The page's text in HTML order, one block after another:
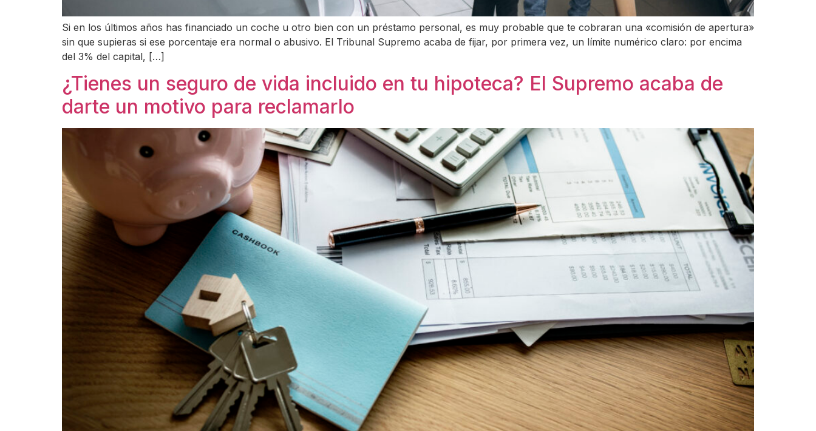
Si en los últimos años has financiado un coche u otro bien con un préstamo personal, es muy probable que te cobraran una «comisión de apertura»
sin que supieras si ese porcentaje era normal o abusivo. El Tribunal Supremo acaba de fijar, por primera vez, un límite numérico claro: por encima
del 3% del capital, […]
¿Tienes un seguro de vida incluido en tu hipoteca? El Supremo acaba de
darte un motivo para reclamarlo